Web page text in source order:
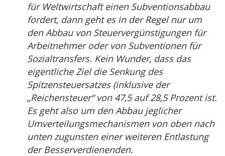
für Weltwirtschaft einen Subventionsabbau
fordert, dann geht es in der Regel nur um
den Abbau von Steuervergünstigungen für
Arbeitnehmer oder von Subventionen für
Sozialtransfers. Kein Wunder, dass das
eigentliche Ziel die Senkung des
Spitzensteuersatzes (inklusive der
„Reichensteuer“ von 47,5 auf 28,5 Prozent ist.
Es geht also um den Abbau jeglicher
Umverteilungsmechanismen von oben nach
unten zugunsten einer weiteren Entlastung
der Besserverdienenden.